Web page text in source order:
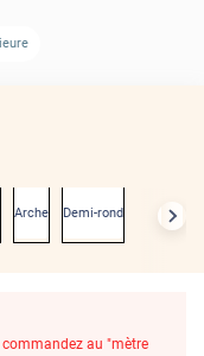
Arche Demi-rond
commandez au "mètre